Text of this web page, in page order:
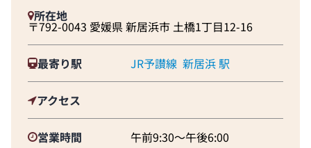
所在地
〒792-0043 愛媛県 新居浜市 土橋1丁目12-16
最寄り駅 JR予讃線 新居浜 駅
アクセス
営業時間 午前9:30～午後6:00